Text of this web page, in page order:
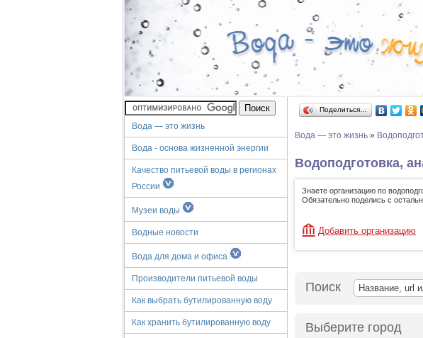
Вода — это жизнь
Вода - основа жизненной энергии
Качество питьевой воды в регионах
России
Музеи воды
Водные новости
Вода для дома и офиса
Производители питьевой воды
Как выбрать бутилированную воду
Как хранить бутилированную воду
Поделиться…
Вода — это жизнь »
Водоподготовка,
Знаете организацию по
Обязательно поделись с
Добавить организацию
Поиск
Выберите город